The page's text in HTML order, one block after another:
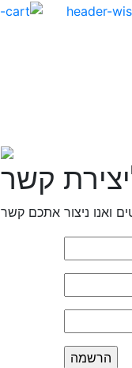
קשר
ואנו ניצור אתכם קשר